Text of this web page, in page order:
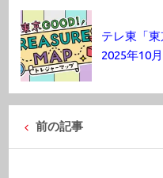
テレ東「東
2025年10
前の記事